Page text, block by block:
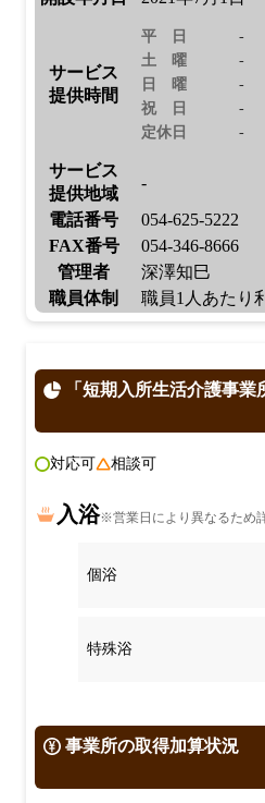
サービス
提供時間
平日
-
土曜
-
日曜
-
祝日
-
定休日
-
サービス
提供地域
-
電話番号
054-625-5222
FAX番号
054-346-8666
管理者
深澤知巳
職員体制
職員1人あたり
「短期入所生活介護事
対応可 相談可
入浴※営業日により異なるため
個浴
特殊浴
事業所の取得加算状況